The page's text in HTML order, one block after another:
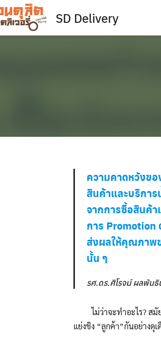
SD Delivery
ความคาดหวังข
สินค้าและบริกา
จากการซื้อสินค้
การ
ส่งผลให้คุณภาพ
นั้น ๆ
รศ.ดร.ศิโรจน์ ผลพัน
ไม่ว่าจะทำอะไร? สมัย
แย่งชิง “ลูกค้า”กันอย่างดุเ